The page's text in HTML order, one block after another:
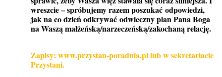
wreszcie – spróbujemy razem poszukać odpowiedzi,
jak na co dzień odkrywać odwieczny plan Pana Boga
na Waszą małżeńską/narzeczeńską/zakochaną relację.
Zapisy: www.przystan-poradnia.pl lub w sekretariacie
Przystani.